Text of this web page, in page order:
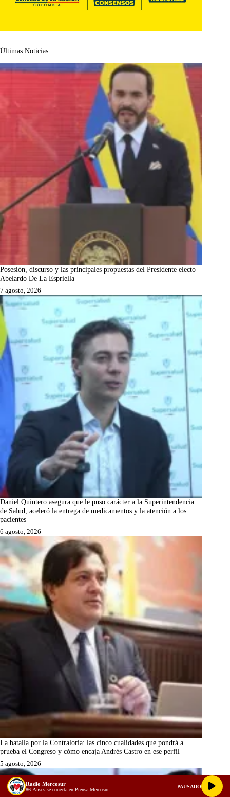
Últimas Noticias
Posesión, discurso y las principales propuestas del Presidente electo
Abelardo De La Espriella
7 agosto, 2026
Daniel Quintero asegura que le puso carácter a la Superintendencia
de Salud, aceleró la entrega de medicamentos y la atención a los
pacientes
6 agosto, 2026
La batalla por la Contraloría: las cinco cualidades que pondrá a
prueba el Congreso y cómo encaja Andrés Castro en ese perfil
5 agosto, 2026
Radio Mercosur
86 Paises se conecta en Prensa Mercosur
PAUSADO